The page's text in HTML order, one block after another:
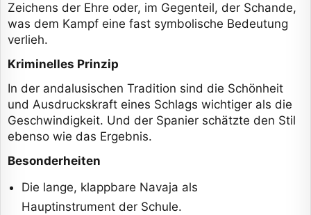
Zeichens der Ehre oder, im Gegenteil, der Schande,
was dem Kampf eine fast symbolische Bedeutung
verlieh.
Kriminelles Prinzip
In der andalusischen Tradition sind die Schönheit
und Ausdruckskraft eines Schlags wichtiger als die
Geschwindigkeit. Und der Spanier schätzte den Stil
ebenso wie das Ergebnis.
Besonderheiten
Die lange, klappbare Navaja als
Hauptinstrument der Schule.